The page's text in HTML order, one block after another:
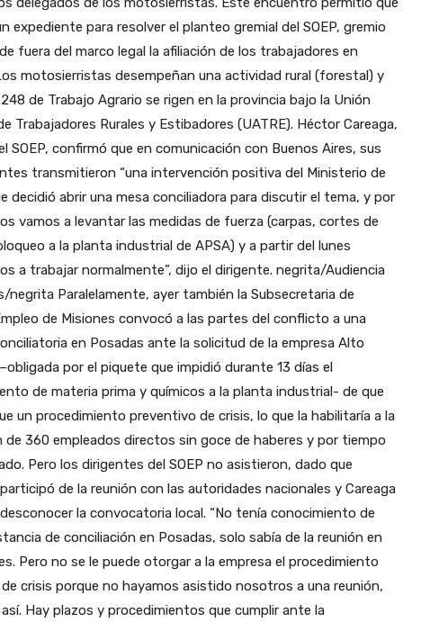
expediente para resolver el planteo gremial del SOEP, gremio
fuera del marco legal la afiliación de los trabajadores en
motosierristas desempeñan una actividad rural (forestal) y
de Trabajo Agrario se rigen en la provincia bajo la Unión
Trabajadores Rurales y Estibadores (UATRE). Héctor Careaga,
SOEP, confirmó que en comunicación con Buenos Aires, sus
transmitieron “una intervención positiva del Ministerio de
decidió abrir una mesa conciliadora para discutir el tema, y por
vamos a levantar las medidas de fuerza (carpas, cortes de
a la planta industrial de APSA) y a partir del lunes
a trabajar normalmente”, dijo el dirigente. negrita/Audiencia
negrita Paralelamente, ayer también la Subsecretaria de
de Misiones convocó a las partes del conflicto a una
en Posadas ante la solicitud de la empresa Alto
por el piquete que impidió durante 13 días el
de materia prima y químicos a la planta industrial- de que
un procedimiento preventivo de crisis, lo que la habilitaría a la
de 360 empleados directos sin goce de haberes y por tiempo
Pero los dirigentes del SOEP no asistieron, dado que
de la reunión con las autoridades nacionales y Careaga
la convocatoria local. “No tenía conocimiento de
de conciliación en Posadas, solo sabía de la reunión en
Pero no se le puede otorgar a la empresa el procedimiento
crisis porque no hayamos asistido nosotros a una reunión,
Hay plazos y procedimientos que cumplir ante la